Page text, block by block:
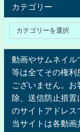
カテゴリー
動画やサムネイル
等は全てその権利
ございません。
除、送信防止措
のサイトアドレス
当サイトは各動画